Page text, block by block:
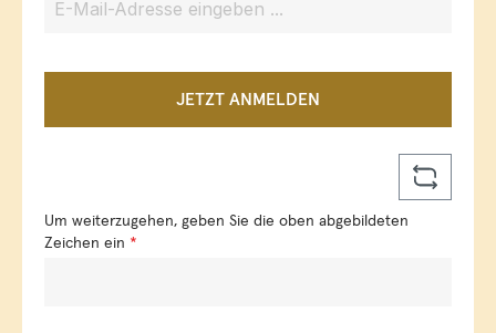
JETZT ANMELDEN
Um weiterzugehen, geben Sie die oben abgebildeten
Zeichen ein *